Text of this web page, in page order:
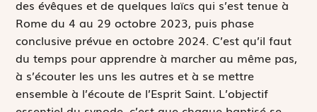
des évêques et de quelques laïcs qui s’est tenue à
Rome du 4 au 29 octobre 2023, puis phase
conclusive prévue en octobre 2024. C’est qu’il faut
du temps pour apprendre à marcher au même pas,
à s’écouter les uns les autres et à se mettre
ensemble à l’écoute de l’Esprit Saint. L’objectif